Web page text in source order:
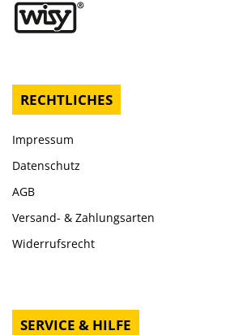
RECHTLICHES
Impressum
Datenschutz
AGB
Versand- & Zahlungsarten
Widerrufsrecht
SERVICE & HILFE